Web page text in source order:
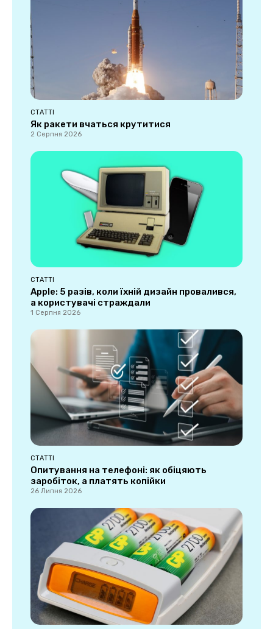
СТАТТІ
Як ракети вчаться крутитися
2 Серпня 2026
СТАТТІ
Apple: 5 разів, коли їхній дизайн провалився,
а користувачі страждали
1 Серпня 2026
СТАТТІ
Опитування на телефоні: як обіцяють
заробіток, а платять копійки
26 Липня 2026